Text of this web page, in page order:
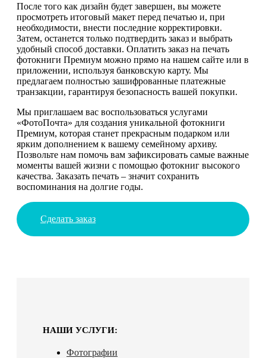
После того как дизайн будет завершен, вы можете
просмотреть итоговый макет перед печатью и, при
необходимости, внести последние корректировки.
Затем, останется только подтвердить заказ и выбрать
удобный способ доставки. Оплатить заказ на печать
фотокниги Премиум можно прямо на нашем сайте или в
приложении, используя банковскую карту. Мы
предлагаем полностью зашифрованные платежные
транзакции, гарантируя безопасность вашей покупки.
Мы приглашаем вас воспользоваться услугами
«ФотоПочта» для создания уникальной фотокниги
Премиум, которая станет прекрасным подарком или
ярким дополнением к вашему семейному архиву.
Позвольте нам помочь вам зафиксировать самые важные
моменты вашей жизни с помощью фотокниг высокого
качества. Заказать печать – значит сохранить
воспоминания на долгие годы.
Сделать заказ
НАШИ УСЛУГИ:
Фотографии